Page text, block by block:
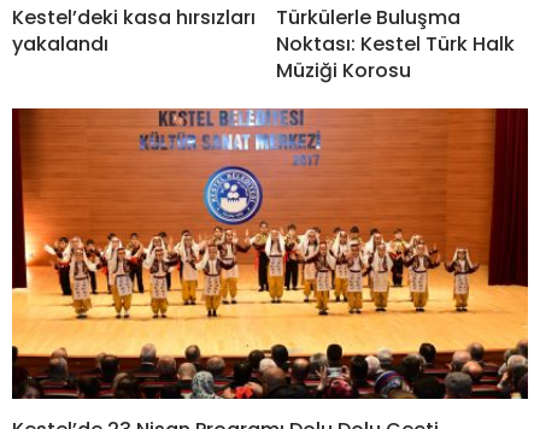
Kestel’deki kasa hırsızları
yakalandı
Türkülerle Buluşma
Noktası: Kestel Türk Halk
Müziği Korosu